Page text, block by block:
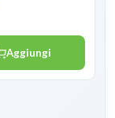
Aggiungi